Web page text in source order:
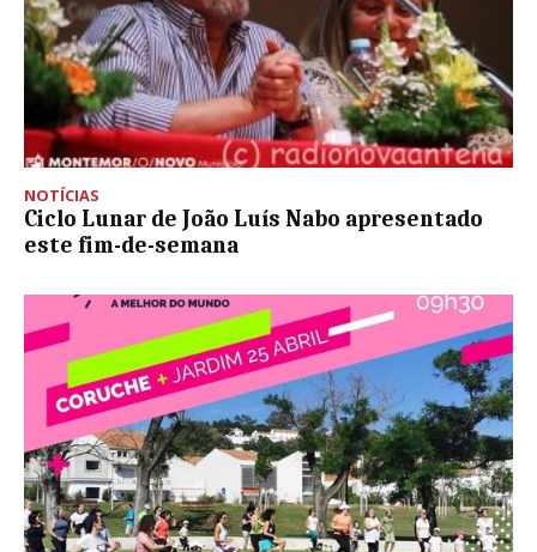
NOTÍCIAS
Ciclo Lunar de João Luís Nabo apresentado
este fim-de-semana